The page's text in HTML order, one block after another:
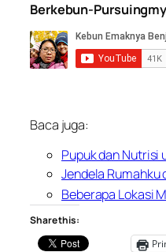
Berkebun-
Baca juga:
Pupuk dan Nutrisi
Jendela Rumahku
Beberapa Lokasi
Share this: